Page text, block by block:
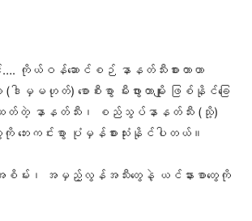
ကိုယ်ဝန်ဆောင်စဉ် နာနတ်သီးစားတာဟာ
မှမဟုတ်) စောစီးစွာ မီးဖွားတာမျိုး ဖြစ်နိုင်ခြေ
တ်တဲ့ နာနတ်သီး၊ စည်သွပ်နာနတ်သီး (သို့)
ေကို ဘေးကင်းစွာ ပုံမှန်စားသုံးနိုင်ပါတယ်။
စိမ်း၊ အမှည့်လွန်အသီးတွေနဲ့ ယင်နားစာတွေကို